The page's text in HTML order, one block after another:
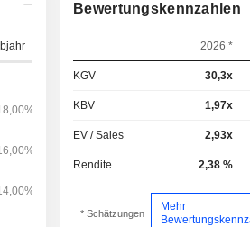
Bewertungskennzahlen
2026 *
KGV 30,3x
KBV 1,97x
EV / Sales 2,93x
Rendite 2,38 %
* Schätzungen
Mehr